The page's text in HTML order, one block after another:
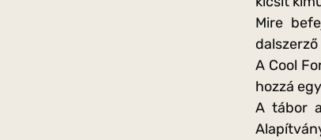
Mire
A Cool
hozzá
A tábor